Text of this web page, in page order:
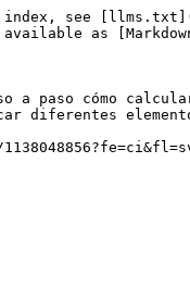
index, see
as
a paso cómo
diferentes